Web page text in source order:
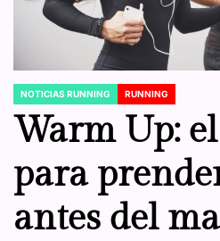
POSTED
IN
NOTICIAS RUNNING RUNNING
Warm Up:
para
antes del